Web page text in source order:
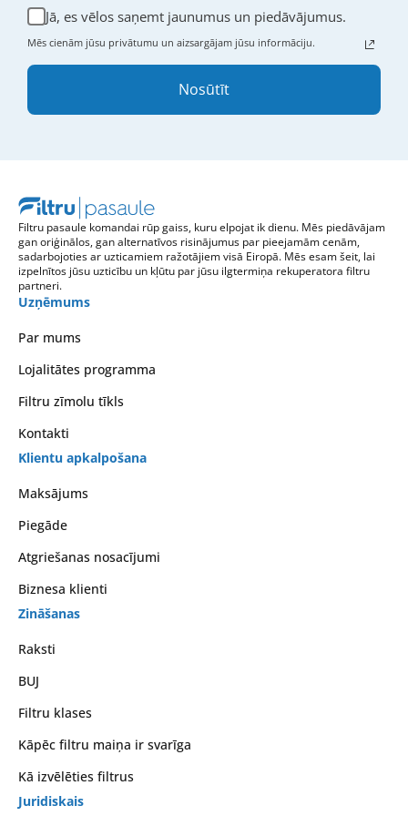
Jā, es vēlos saņemt jaunumus un piedāvājumus.
Mēs cienām jūsu privātumu un aizsargājam jūsu informāciju.
Nosūtīt
Filtru pasaule komandai rūp gaiss, kuru elpojat ik dienu. Mēs piedāvājam
gan oriģinālos, gan alternatīvos risinājumus par pieejamām cenām,
sadarbojoties ar uzticamiem ražotājiem visā Eiropā. Mēs esam šeit, lai
izpelnītos jūsu uzticību un kļūtu par jūsu ilgtermiņa rekuperatora filtru
partneri.
Uzņēmums
Par mums
Lojalitātes programma
Filtru zīmolu tīkls
Kontakti
Klientu apkalpošana
Maksājums
Piegāde
Atgriešanas nosacījumi
Biznesa klienti
Zināšanas
Raksti
BUJ
Filtru klases
Kāpēc filtru maiņa ir svarīga
Kā izvēlēties filtrus
Juridiskais